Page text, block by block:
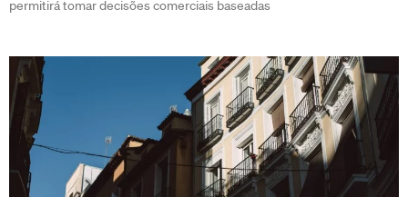
permitirá tomar decisões comerciais baseadas